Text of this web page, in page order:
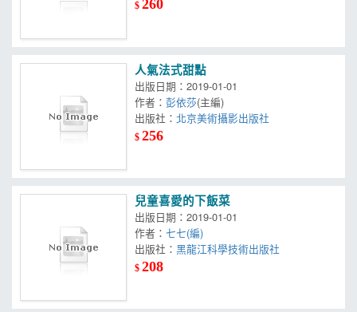
$260
人氣法式甜點
出版日期：2019-01-01
作者：彭依莎(主編)
出版社：北京美術攝影出版社
$256
兒童喜愛的下飯菜
出版日期：2019-01-01
作者：七七(編)
出版社：黑龍江科學技術出版社
$208